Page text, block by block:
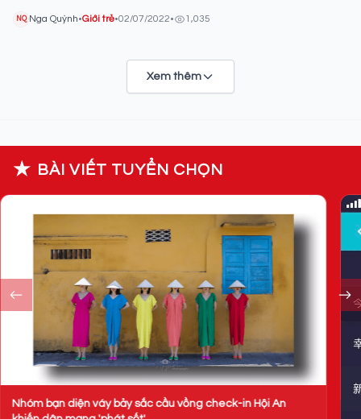
NQ Nga Quỳnh•Giới trẻ•02/07/2022• 1,035
Xem thêm
★ BÀI VIẾT TUYỂN CHỌN